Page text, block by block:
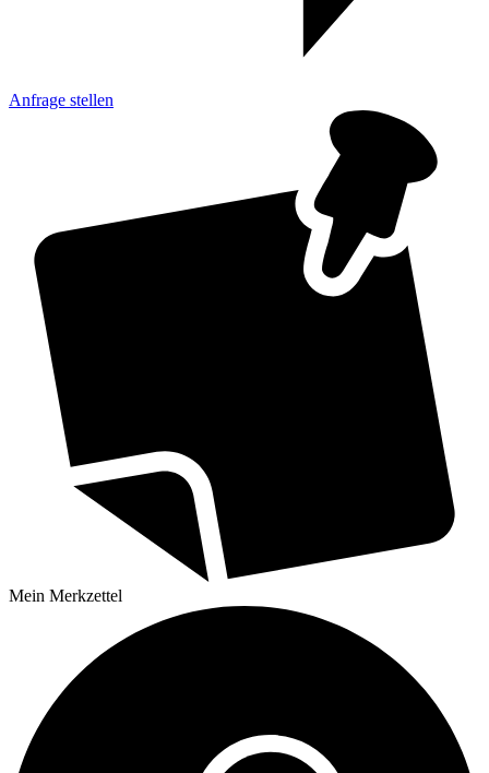
Anfrage stellen
Mein Merkzettel